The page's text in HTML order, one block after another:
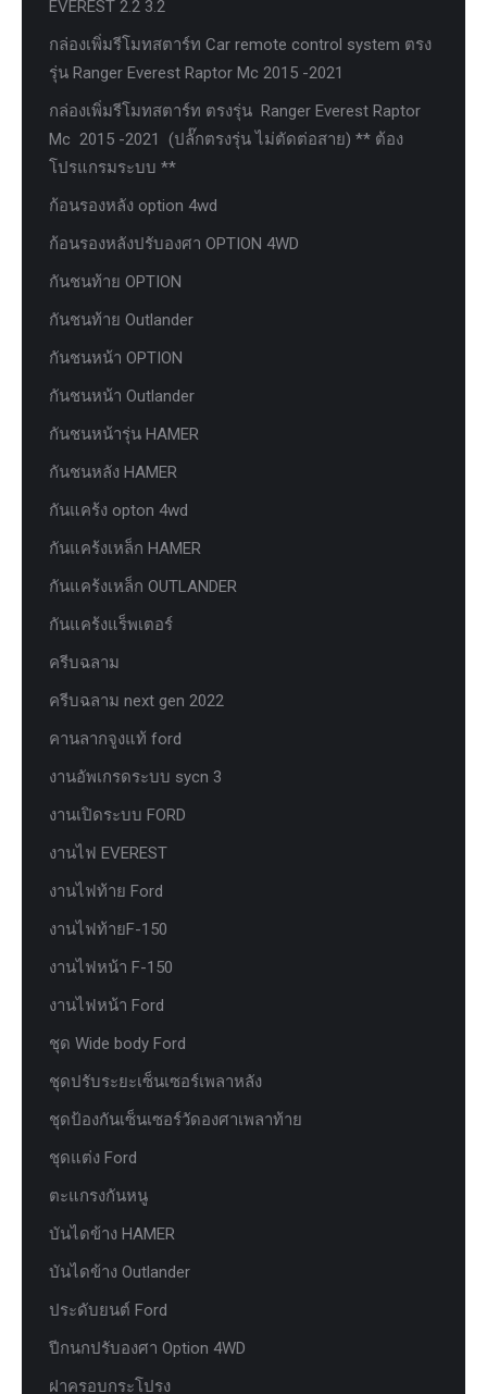
EVEREST 2.2 3.2
กล่องเพิ่มรีโมทสตาร์ท Car remote control system ตรง
รุ่น Ranger Everest Raptor Mc 2015 -2021
กล่องเพิ่มรีโมทสตาร์ท ตรงรุ่น Ranger Everest Raptor
Mc 2015 -2021 (ปลั๊กตรงรุ่น ไม่ตัดต่อสาย) ** ต้อง
โปรแกรมระบบ **
ก้อนรองหลัง option 4wd
ก้อนรองหลังปรับองศา OPTION 4WD
กันชนท้าย OPTION
กันชนท้าย Outlander
กันชนหน้า OPTION
กันชนหน้า Outlander
กันชนหน้ารุ่น HAMER
กันชนหลัง HAMER
กันแคร้ง opton 4wd
กันแคร้งเหล็ก HAMER
กันแคร้งเหล็ก OUTLANDER
กันแคร้งแร็พเตอร์
ครีบฉลาม
ครีบฉลาม next gen 2022
คานลากจูงแท้ ford
งานอัพเกรดระบบ sycn 3
งานเปิดระบบ FORD
งานไฟ EVEREST
งานไฟท้าย Ford
งานไฟท้ายF-150
งานไฟหน้า F-150
งานไฟหน้า Ford
ชุด Wide body Ford
ชุดปรับระยะเซ็นเซอร์เพลาหลัง
ชุดป้องกันเซ็นเซอร์วัดองศาเพลาท้าย
ชุดแต่ง Ford
ตะแกรงกันหนู
บันไดข้าง HAMER
บันไดข้าง Outlander
ประดับยนต์ Ford
ปีกนกปรับองศา Option 4WD
ฝาครอบกระโปรง